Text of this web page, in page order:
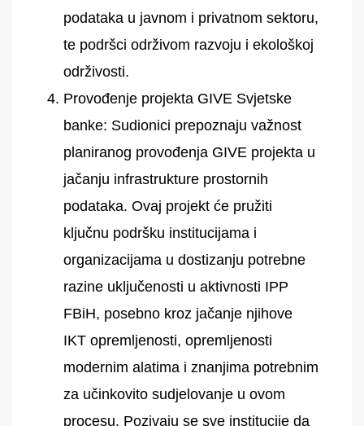
podataka u javnom i privatnom sektoru,
te podršci održivom razvoju i ekološkoj
održivosti.
Provođenje projekta GIVE Svjetske
banke: Sudionici prepoznaju važnost
planiranog provođenja GIVE projekta u
jačanju infrastrukture prostornih
podataka. Ovaj projekt će pružiti
ključnu podršku institucijama i
organizacijama u dostizanju potrebne
razine uključenosti u aktivnosti IPP
FBiH, posebno kroz jačanje njihove
IKT opremljenosti, opremljenosti
modernim alatima i znanjima potrebnim
za učinkovito sudjelovanje u ovom
procesu. Pozivaju se sve institucije da